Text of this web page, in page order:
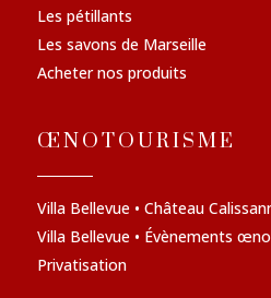
Les pétillants
Les savons de Marseille
Acheter nos produits
ŒNOTOURISME
Villa Bellevue • Château
Villa Bellevue • Évènements
Privatisation